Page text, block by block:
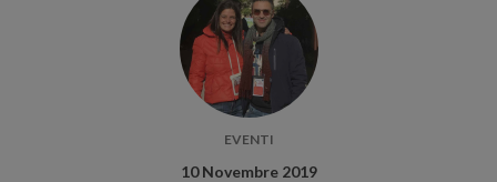
EVENTI
10 Novembre 2019